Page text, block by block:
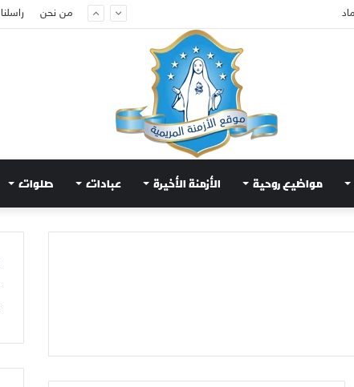
من نحن
راسلنا
مواضيع روحية الأزمنة الأخيرة عبادات صلوات